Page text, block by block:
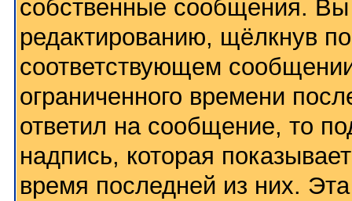
собственные сообщения.
редактированию, щёлкнув
соответствующем
ограниченного времени
ответил на сообщение, то
надпись, которая
время последней из них.